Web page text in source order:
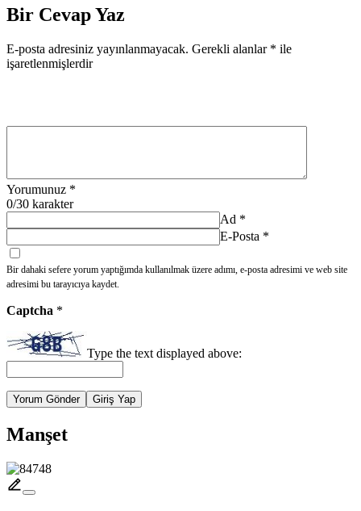
Bir Cevap Yaz
E-posta adresiniz yayınlanmayacak. Gerekli alanlar * ile
işaretlenmişlerdir
Yorumunuz *
0/30 karakter
Ad *
E-Posta *
Bir dahaki sefere yorum yaptığımda kullanılmak üzere adımı, e-posta adresimi ve web site
adresimi bu tarayıcıya kaydet.
Captcha *
Type the text displayed above:
Yorum Gönder Giriş Yap
Manşet